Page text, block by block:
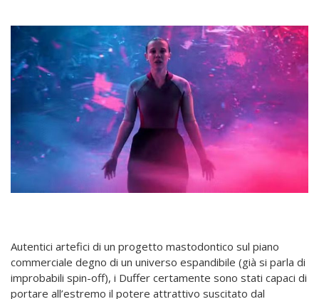
Autentici artefici di un progetto mastodontico sul piano
commerciale degno di un universo espandibile (già si parla di
improbabili spin-off), i Duffer certamente sono stati capaci di
portare all’estremo il potere attrattivo suscitato dal